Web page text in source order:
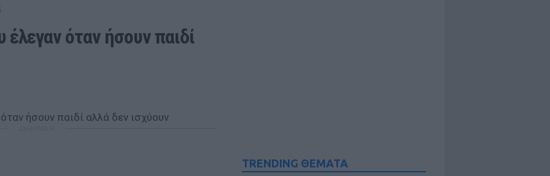
TRENDING ΘΕΜΑΤΑ
όταν ήσουν παιδί